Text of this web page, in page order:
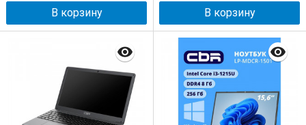
В корзину В корзину